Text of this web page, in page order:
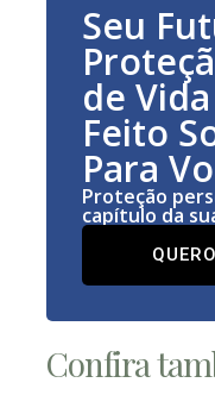
Seu
de
Feito
Para
Proteção
capítulo da
Confira